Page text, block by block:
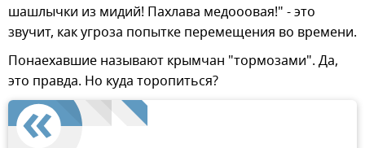
шашлычки из мидий! Пахлава медооовая!" - это
звучит, как угроза попытке перемещения во времени.
Понаехавшие называют крымчан "тормозами". Да,
это правда. Но куда торопиться?